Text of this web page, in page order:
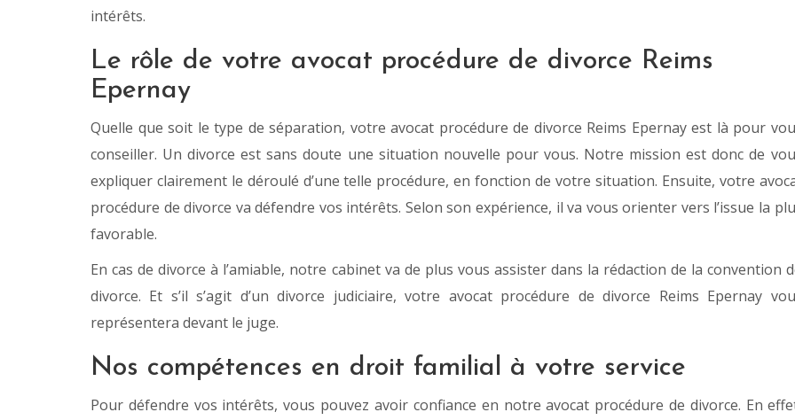
intérêts.
Le rôle de votre avocat procédure de divorce Reims
Epernay
Quelle que soit le type de séparation, votre avocat procédure de divorce Reims Epernay est là pour
conseiller. Un divorce est sans doute une situation nouvelle pour vous. Notre mission est donc de
expliquer clairement le déroulé d’une telle procédure, en fonction de votre situation. Ensuite, votre
procédure de divorce va défendre vos intérêts. Selon son expérience, il va vous orienter vers l’issue la
favorable.
En cas de divorce à l’amiable, notre cabinet va de plus vous assister dans la rédaction de la convention
divorce. Et s’il s’agit d’un divorce judiciaire, votre avocat procédure de divorce Reims Epernay
représentera devant le juge.
Nos compétences en droit familial à votre service
Pour défendre vos intérêts, vous pouvez avoir confiance en notre avocat procédure de divorce. En